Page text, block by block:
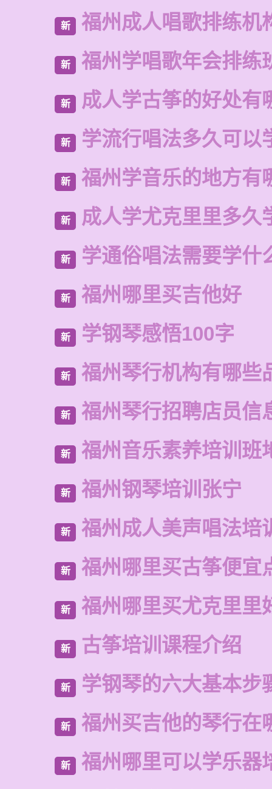
新 福州成人唱歌排练机
新 福州学唱歌年会排练
新 成人学古筝的好处有
新 学流行唱法多久可以
新 福州学音乐的地方有
新 成人学尤克里里多久
新 学通俗唱法需要学什
新 福州哪里买吉他好
新 学钢琴感悟100字
新 福州琴行机构有哪些
新 福州琴行招聘店员信
新 福州音乐素养培训班
新 福州钢琴培训张宁
新 福州成人美声唱法培
新 福州哪里买古筝便宜
新 福州哪里买尤克里里
新 古筝培训课程介绍
新 学钢琴的六大基本步
新 福州买吉他的琴行在
新 福州哪里可以学乐器